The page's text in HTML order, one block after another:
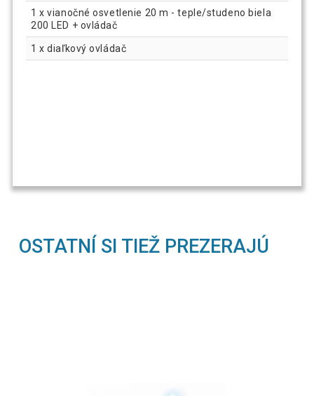
1 x vianočné osvetlenie 20 m - teple/studeno biela
200 LED + ovládač
1 x diaľkový ovládač
OSTATNÍ SI TIEŽ PREZERAJÚ